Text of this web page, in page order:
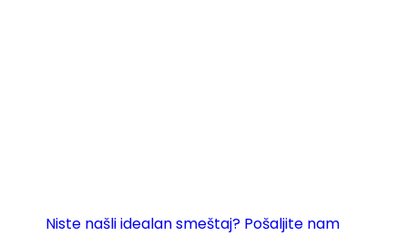
Niste našli idealan smeštaj? Pošaljite nam